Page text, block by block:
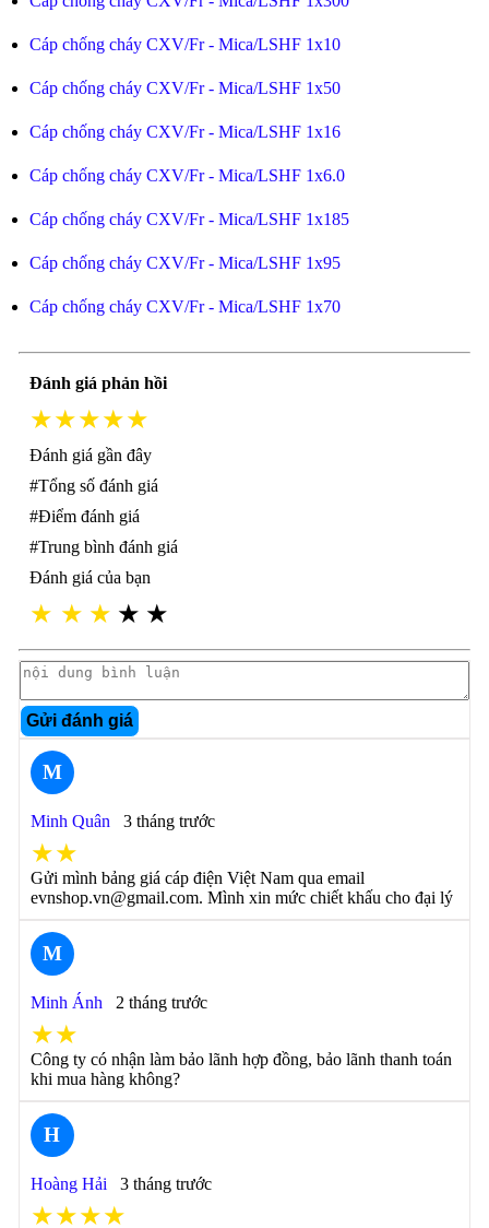
Cáp chống cháy CXV/Fr - Mica/LSHF 1x10
Cáp chống cháy CXV/Fr - Mica/LSHF 1x50
Cáp chống cháy CXV/Fr - Mica/LSHF 1x16
Cáp chống cháy CXV/Fr - Mica/LSHF 1x6.0
Cáp chống cháy CXV/Fr - Mica/LSHF 1x185
Cáp chống cháy CXV/Fr - Mica/LSHF 1x95
Cáp chống cháy CXV/Fr - Mica/LSHF 1x70
Đánh giá phản hồi
★★★★★
Đánh giá gần đây
#Tổng số đánh giá
#Điểm đánh giá
#Trung bình đánh giá
Đánh giá của bạn
★ ★ ★ ★ ★
Gửi đánh giá
M
Minh Quân 3 tháng trước
★★
Gửi mình bảng giá cáp điện Việt Nam qua email
evnshop.vn@gmail.com. Mình xin mức chiết khấu cho đại lý
M
Minh Ánh 2 tháng trước
★★
Công ty có nhận làm bảo lãnh hợp đồng, bảo lãnh thanh toán
khi mua hàng không?
H
Hoàng Hải 3 tháng trước
★★★★